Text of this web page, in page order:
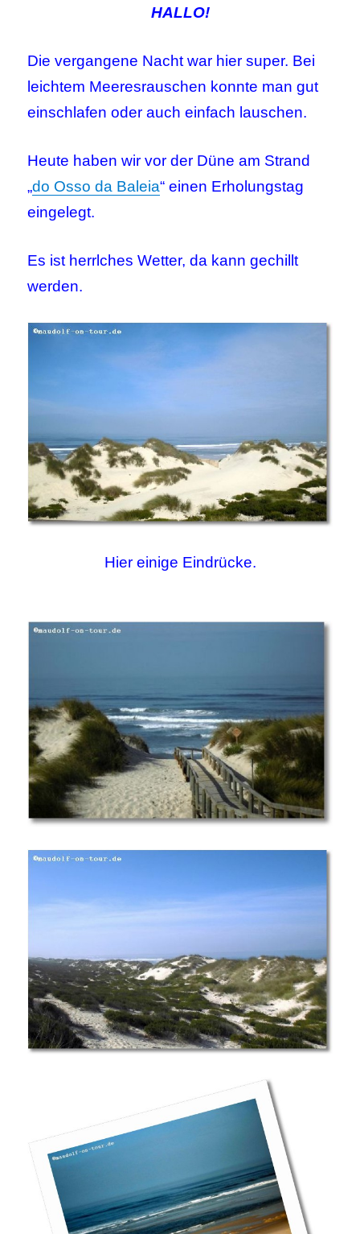
HALLO!
Die vergangene Nacht war hier super. Bei
leichtem Meeresrauschen konnte man gut
einschlafen oder auch einfach lauschen.
Heute haben wir vor der Düne am Strand
„do Osso da Baleia“ einen Erholungstag
eingelegt.
Es ist herrlches Wetter, da kann gechillt
werden.
Hier einige Eindrücke.